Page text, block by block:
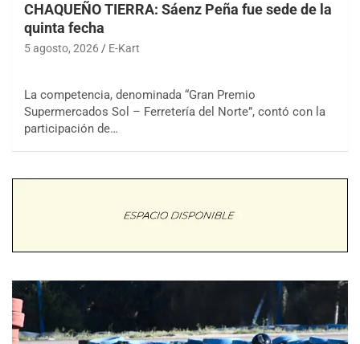
CHAQUEÑO TIERRA: Sáenz Peña fue sede de la
quinta fecha
5 agosto, 2026 E-Kart
La competencia, denominada “Gran Premio
Supermercados Sol – Ferretería del Norte”, contó con la
participación de…